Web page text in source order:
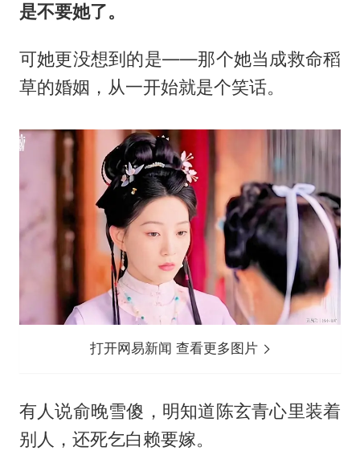
是不要她了。
可她更没想到的是——那个她当成救命稻
草的婚姻，从一开始就是个笑话。
打开网易新闻 查看更多图片
有人说俞晚雪傻，明知道陈玄青心里装着
别人，还死乞白赖要嫁。